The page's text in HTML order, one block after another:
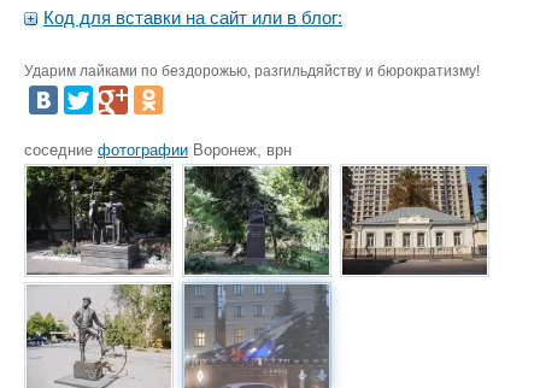
Код для вставки на сайт или в блог:
Ударим лайками по бездорожью, разгильдяйству и бюрократизму!
соседние фотографии Воронеж, врн